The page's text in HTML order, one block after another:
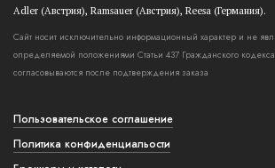
Adler (Австрия), Ramsauer (Австрия), Reesa (Германия).
Сайт носит исключительно информационный характер и не
определяемой положениями Статьи 437 Гражданского
согласовываются после подтверждения заказа
Пользовательское соглашение
Политика конфиденциальости